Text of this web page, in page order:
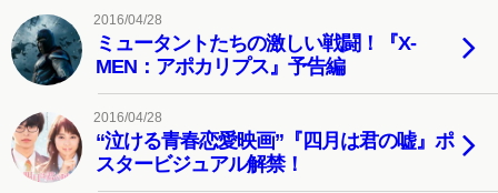
2016/04/28
ミュータントたちの激しい戦闘！『X-
MEN：アポカリプス』予告編
2016/04/28
“泣ける青春恋愛映画”『四月は君の嘘』ポ
スタービジュアル解禁！